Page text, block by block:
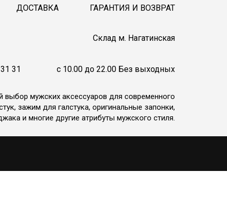
ДОСТАВКА ГАРАНТИЯ И ВОЗВРАТ
Cклад м. Нагатинская
31 c 10.00 до 22.00 Без выходных
выбор мужских аксессуаров для современного
зажим для галстука, оригинальные запонки,
и многие другие атрибуты мужского стиля.